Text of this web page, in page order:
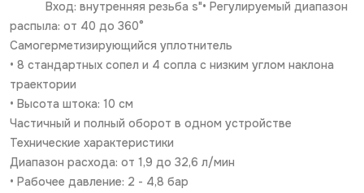
Вход: внутренняя резьба ѕ"• Регулируемый диапазон
распыла: от 40 до 360°
Самогерметизирующийся уплотнитель
• 8 стандартных сопел и 4 сопла с низким углом наклона
траектории
• Высота штока: 10 см
Частичный и полный оборот в одном устройстве
Технические характеристики
Диапазон расхода: от 1,9 до 32,6 л/мин
• Рабочее давление: 2 - 4,8 бар